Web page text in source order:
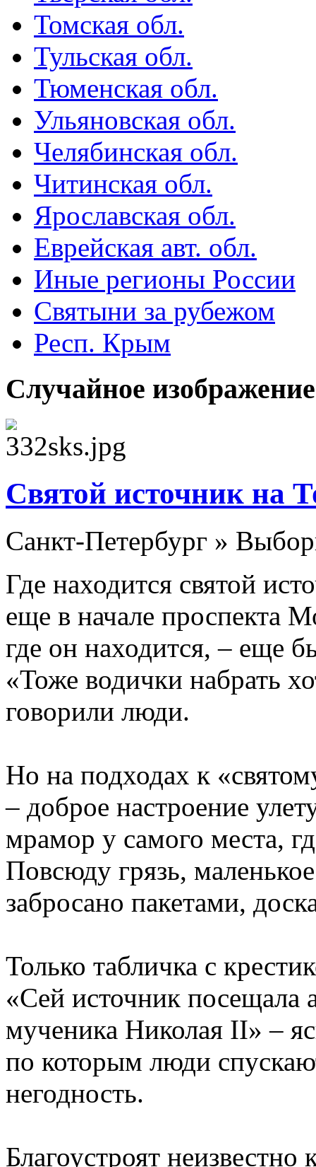
Томская обл.
Тульская обл.
Тюменская обл.
Ульяновская обл.
Челябинская обл.
Читинская обл.
Ярославская обл.
Еврейская авт. обл.
Иные регионы России
Святыни за рубежом
Респ. Крым
Случайное изображение
Святой источник на
Санкт-Петербург »
Где находится святой
еще в начале проспекта
где он находится, – еще
«Тоже водички набрать
говорили люди.
Но на подходах к
– доброе настроение
мрамор у самого места,
Повсюду грязь,
забросано пакетами,
Только табличка с
«Сей источник посещала
мученика Николая II» –
по которым люди
негодность.
Благоустроят неизвестно